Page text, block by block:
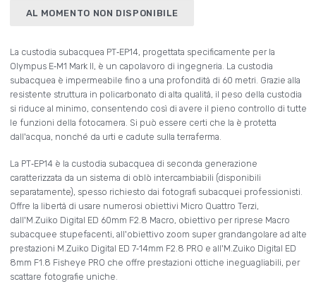
AL MOMENTO NON DISPONIBILE
La custodia subacquea PT‑EP14, progettata specificamente per la
Olympus E‑M1 Mark II, è un capolavoro di ingegneria. La custodia
subacquea è impermeabile fino a una profondità di 60 metri. Grazie alla
resistente struttura in policarbonato di alta qualità, il peso della custodia
si riduce al minimo, consentendo così di avere il pieno controllo di tutte
le funzioni della fotocamera. Si può essere certi che la è protetta
dall'acqua, nonché da urti e cadute sulla terraferma.
La PT‑EP14 è la custodia subacquea di seconda generazione
caratterizzata da un sistema di oblò intercambiabili (disponibili
separatamente), spesso richiesto dai fotografi subacquei professionisti.
Offre la libertà di usare numerosi obiettivi Micro Quattro Terzi,
dall'M.Zuiko Digital ED 60mm F2.8 Macro, obiettivo per riprese Macro
subacquee stupefacenti, all'obiettivo zoom super grandangolare ad alte
prestazioni M.Zuiko Digital ED 7‑14mm F2.8 PRO e all'M.Zuiko Digital ED
8mm F1.8 Fisheye PRO che offre prestazioni ottiche ineguagliabili, per
scattare fotografie uniche.